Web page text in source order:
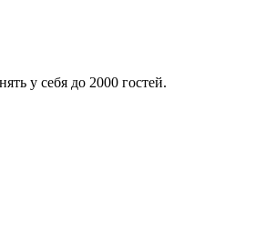
у себя до 2000 гостей.